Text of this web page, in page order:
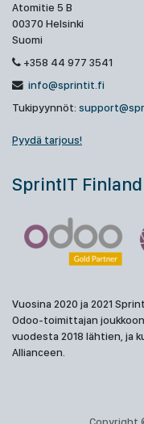
Atomitie 5 B
00370 Helsinki
Suomi
+358 44 977 3541
info@sprintit.fi
Tukipyynnöt:
Pyydä tarjous!
SprintIT Finland
Vuosina 2020 ja 2021
Odoo-toimittajan
vuodesta 2018 lähtien, ja
Allianceen.
Copyright